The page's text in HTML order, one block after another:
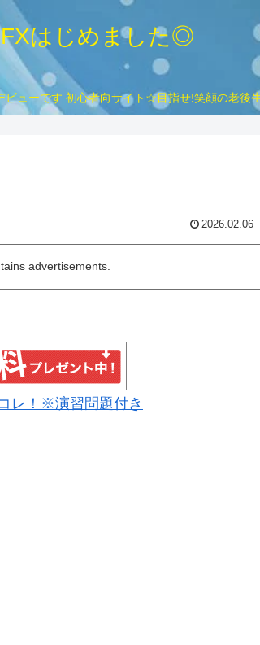
FXはじめました◎
ビューです 初心者向サイト☆目指せ!笑顔の老後
2026.02.06
advertisements.
レ！※演習問題付き